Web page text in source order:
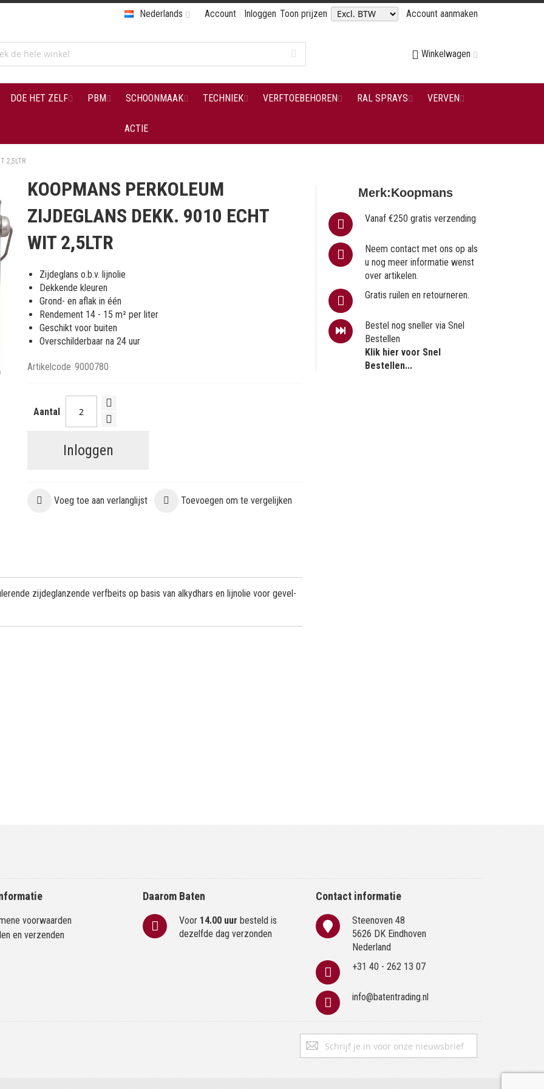
Account Inloggen Toon prijzen Account aanmaken
Nederlands
Winkelwagen
DOE HET ZELF PBM SCHOONMAAK TECHNIEK VERFTOEBEHOREN RAL SPRAYS VERVEN
ACTIE
2,5LTR
KOOPMANS PERKOLEUM
ZIJDEGLANS DEKK. 9010 ECHT
WIT 2,5LTR
Zijdeglans o.b.v. lijnolie
Dekkende kleuren
Grond- en aflak in één
Rendement 14 - 15 m² per liter
Geschikt voor buiten
Overschilderbaar na 24 uur
Artikelcode 9000780
Aantal
Inloggen
Voeg toe aan verlanglijst Toevoegen om te vergelijken
Merk:Koopmans
Vanaf €250 gratis verzending
Neem contact met ons op als
u nog meer informatie wenst
over artikelen.
Gratis ruilen en retourneren.
Bestel nog sneller via Snel
Bestellen
Klik hier voor Snel
Bestellen...
zijdeglanzende verfbeits op basis van alkydhars en lijnolie voor gevel-
voorwaarden
en verzenden
Daarom Baten
Voor 14.00 uur besteld is
dezelfde dag verzonden
Contact informatie
Steenoven 48
5626 DK Eindhoven
Nederland
+31 40 - 262 13 07
info@batentrading.nl
Abonneer